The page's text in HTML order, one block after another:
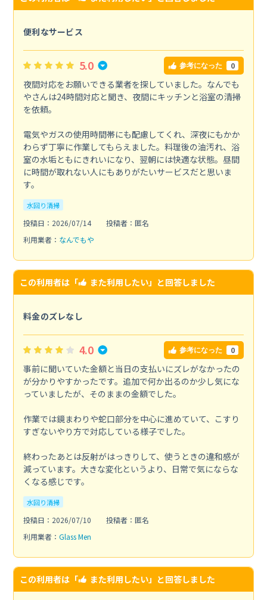
便利なサービス
5.0 参考になった 0
夜間対応をお願いできる業者を探していました。なんでも
やさんは24時間対応と聞き、夜間にキッチンと浴室の清掃
を依頼。
電気やガスの使用時間帯にも配慮してくれ、深夜にもかか
わらず丁寧に作業してもらえました。料理後の油汚れ、浴
室の水垢ともにきれいになり、翌朝には快適な状態。昼間
に時間が取れない人にもありがたいサービスだと思いま
す。
水回り清掃
投稿日：2026/07/14
投稿者：匿名
利用業者： なんでもや
この利用者は「 また利用したい」と回答しました
料金のズレなし
4.0 参考になった 0
事前に聞いていた金額と当日の支払いにズレがなかったの
が分かりやすかったです。追加で何か出るのか少し気にな
っていましたが、そのままの金額でした。
作業では鏡まわりや蛇口部分を中心に進めていて、こすり
すぎないやり方で対応している様子でした。
終わったあとは反射がはっきりして、使うときの違和感が
減っています。大きな変化というより、日常で気にならな
くなる感じです。
水回り清掃
投稿日：2026/07/10
投稿者：匿名
利用業者： Glass Men
この利用者は「 また利用したい」と回答しました